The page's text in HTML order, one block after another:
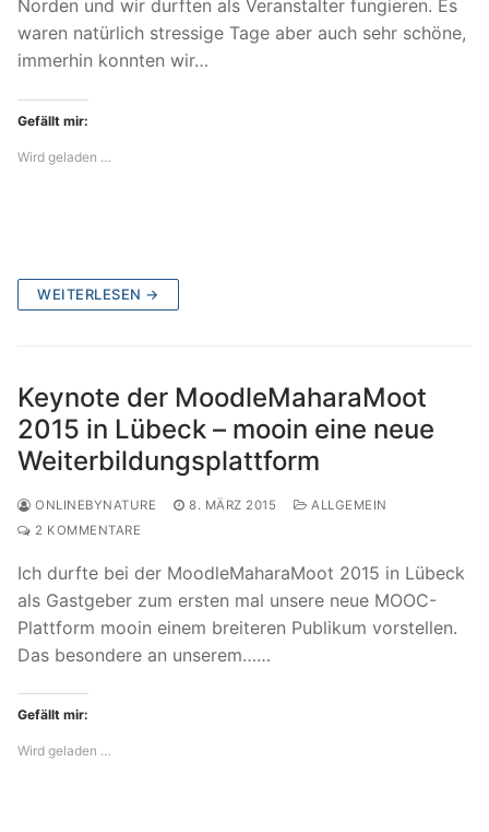
Norden und wir durften als Veranstalter fungieren. Es
waren natürlich stressige Tage aber auch sehr schöne,
immerhin konnten wir…
Gefällt mir:
Wird geladen …
WEITERLESEN →
Keynote der MoodleMaharaMoot
2015 in Lübeck – mooin eine neue
Weiterbildungsplattform
ONLINEBYNATURE 8. MÄRZ 2015
ALLGEMEIN
2 KOMMENTARE
Ich durfte bei der MoodleMaharaMoot 2015 in Lübeck
als Gastgeber zum ersten mal unsere neue MOOC-
Plattform mooin einem breiteren Publikum vorstellen.
Das besondere an unserem……
Gefällt mir:
Wird geladen …